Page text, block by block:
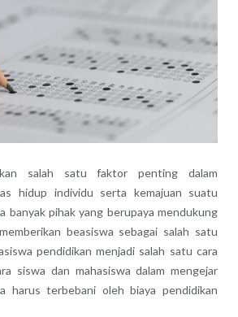
salah satu faktor penting dalam
hidup individu serta kemajuan suatu
banyak pihak yang berupaya mendukung
beasiswa sebagai salah satu
pendidikan menjadi salah satu cara
siswa dan mahasiswa dalam mengejar
harus terbebani oleh biaya pendidikan